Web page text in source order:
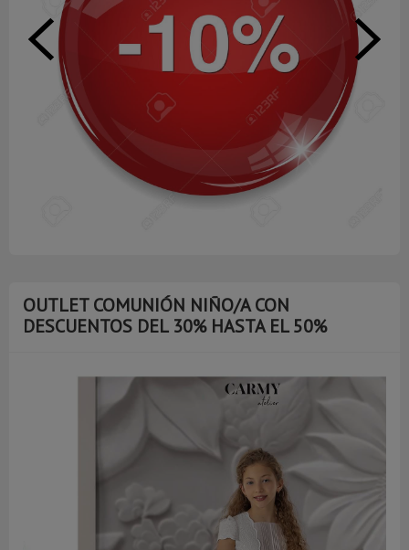
OUTLET COMUNIÓN NIÑO/A CON
DESCUENTOS DEL 30% HASTA EL 50%